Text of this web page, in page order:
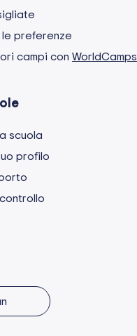
preferenze
campi con WorldCamps
scuola
profilo